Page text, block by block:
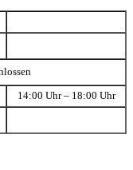
14:00 Uhr – 18:00 Uhr